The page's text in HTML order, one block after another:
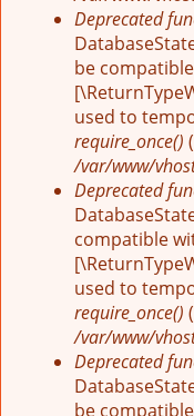
Deprecated
be
used to
require_once()
/var/www/
Deprecated
compatible
used to
require_once()
/var/www/
Deprecated
be